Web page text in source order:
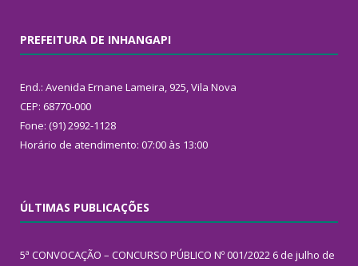
PREFEITURA DE INHANGAPI
End.: Avenida Ernane Lameira, 925, Vila Nova
CEP: 68770-000
Fone: (91) 2992-1128
Horário de atendimento: 07:00 às 13:00
ÚLTIMAS PUBLICAÇÕES
5ª CONVOCAÇÃO – CONCURSO PÚBLICO Nº 001/2022 6 de julho de